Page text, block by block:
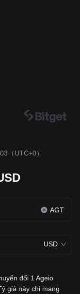
（UTC+0）
AGT
USD
đổi 1 Ageio
giá này chỉ mang